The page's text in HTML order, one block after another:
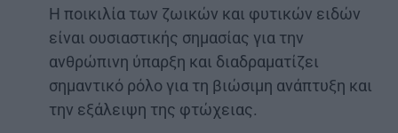
Η ποικιλία των ζωικών και φυτικών ειδών
είναι ουσιαστικής σημασίας για την
ανθρώπινη ύπαρξη και διαδραματίζει
σημαντικό ρόλο για τη βιώσιμη ανάπτυξη και
την εξάλειψη της φτώχειας.